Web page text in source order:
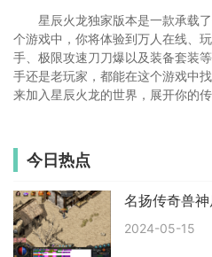
星辰火龙独家版本是一款承载
个游戏中，你将体验到万人在线、
手、极限攻速刀刀爆以及装备套装
手还是老玩家，都能在这个游戏中
来加入星辰火龙的世界，展开你的传
今日热点
名扬传奇兽
2024-05-15